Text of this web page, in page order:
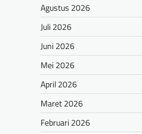
Agustus 2026
Juli 2026
Juni 2026
Mei 2026
April 2026
Maret 2026
Februari 2026